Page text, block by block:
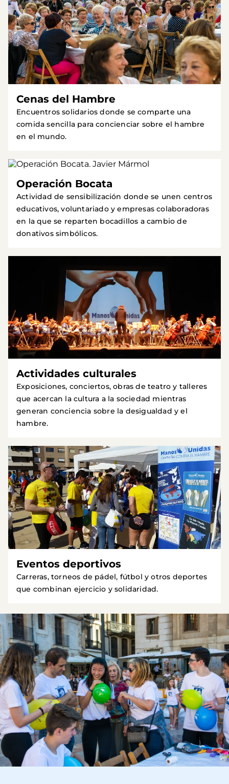
Cenas del Hambre
Encuentros solidarios donde se comparte una
comida sencilla para concienciar sobre el hambre
en el mundo.
Operación Bocata
Actividad de sensibilización donde se unen centros
educativos, voluntariado y empresas colaboradoras
en la que se reparten bocadillos a cambio de
donativos simbólicos.
Actividades culturales
Exposiciones, conciertos, obras de teatro y talleres
que acercan la cultura a la sociedad mientras
generan conciencia sobre la desigualdad y el
hambre.
Eventos deportivos
Carreras, torneos de pádel, fútbol y otros deportes
que combinan ejercicio y solidaridad.
Imagen